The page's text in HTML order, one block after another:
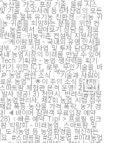
농업 관련 소식 : "기술과 사람이
만드는 새로운 농업"]
...
13 5